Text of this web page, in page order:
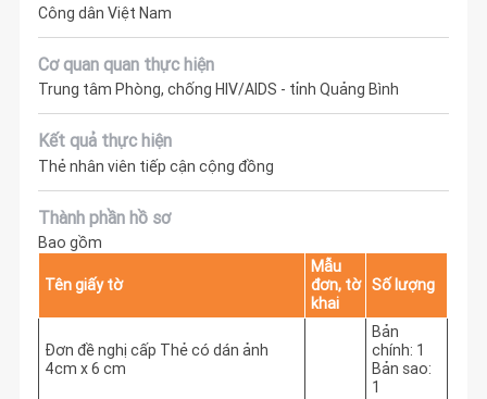
Công dân Việt Nam
Cơ quan quan thực hiện
Trung tâm Phòng, chống HIV/AIDS - tỉnh Quảng Bình
Kết quả thực hiện
Thẻ nhân viên tiếp cận cộng đồng
Thành phần hồ sơ
Bao gồm
Tên giấy tờ
Mẫu
đơn, tờ
khai
Số lượng
Đơn đề nghị cấp Thẻ có dán ảnh
4cm x 6 cm
Bản
chính: 1
Bản sao:
1